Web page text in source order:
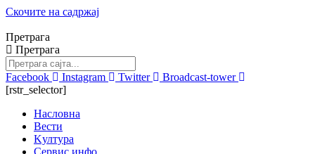
Скочите на садржај
Претрага
Претрага
Facebook Instagram Twitter
Broadcast-tower
[rstr_selector]
Насловна
Вести
Kултура
Сервис инфо